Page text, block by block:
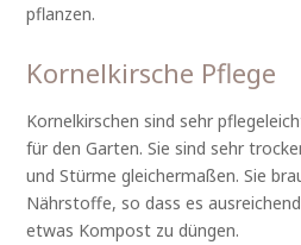
pflanzen.
Kornelkirsche Pflege
Kornelkirschen sind sehr
für den Garten. Sie sind sehr
und Stürme gleichermaßen. Sie
Nährstoffe, so dass es
etwas Kompost zu düngen.